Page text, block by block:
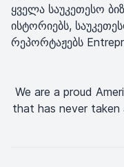
ყველა საუკეთესო
ისტორიებს,
რეპორტაჟებს
We are a proud
that has never